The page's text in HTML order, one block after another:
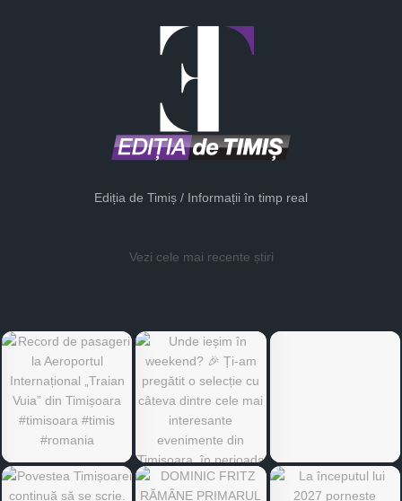
Ediția de Timiș / Informații în timp real
Vezi cele mai recente știri